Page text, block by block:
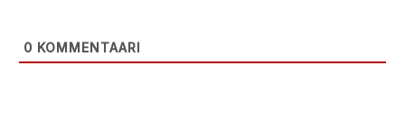
0 KOMMENTAARI